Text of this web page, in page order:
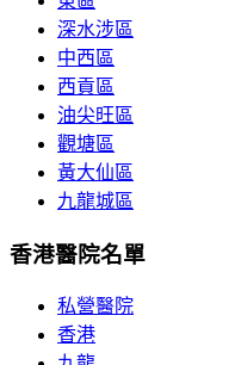
深水涉區
中西區
西貢區
油尖旺區
觀塘區
黃大仙區
九龍城區
香港醫院名單
私營醫院
香港